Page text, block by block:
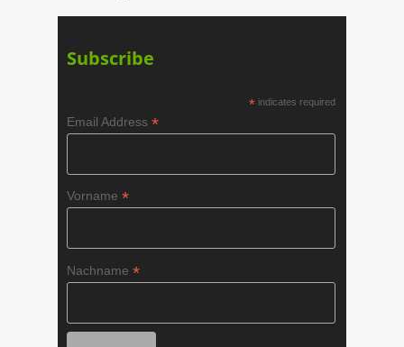
Subscribe
*indicates required
Email Address *
Vorname *
Nachname *